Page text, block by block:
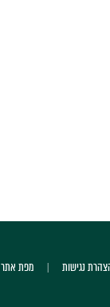
נגישות מפת אתר